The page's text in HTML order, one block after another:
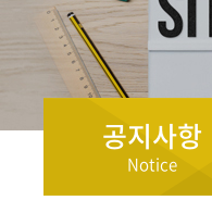
공지사항
Notice